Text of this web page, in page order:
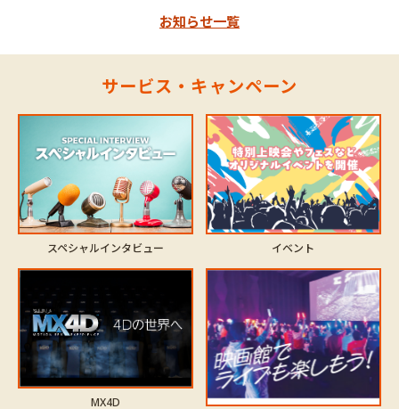
お知らせ一覧
サービス・キャンペーン
スペシャルインタビュー イベント
MX4D